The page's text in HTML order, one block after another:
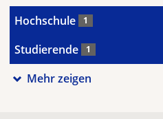
Hochschule 1
Studierende 1
Mehr zeigen